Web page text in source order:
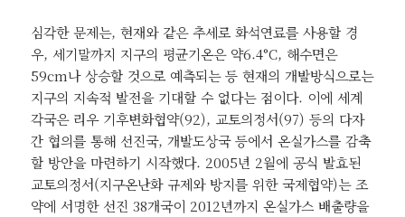
심각한 문제는, 현재와 같은 추세로 화석연료를 사용할 경
우, 세기말까지 지구의 평균기온은 약6.4°C, 해수면은
59cm나 상승할 것으로 예측되는 등 현재의 개발방식으로는
지구의 지속적 발전을 기대할 수 없다는 점이다. 이에 세계
각국은 리우 기후변화협약(92), 교토의정서(97) 등의 다자
간 협의를 통해 선진국, 개발도상국 등에서 온실가스를 감축
할 방안을 마련하기 시작했다. 2005년 2월에 공식 발효된
교토의정서(지구온난화 규제와 방지를 위한 국제협약)는 조
약에 서명한 선진 38개국이 2012년까지 온실가스 배출량을